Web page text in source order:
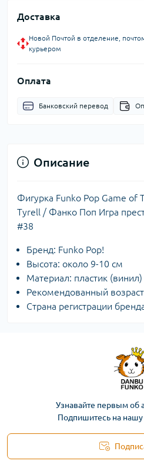
Доставка
Новой Почтой в отделение,
курьером
Оплата
Банковский перевод
Описание
Фигурка Funko Pop Game of
Tyrell / Фанко Поп Игра
#38
Бренд: Funko Pop!
Высота: около 9-10 см
Материал: пластик (винил)
Рекомендованный
Страна регистрации
Узнавайте первым об
Подпишитесь на